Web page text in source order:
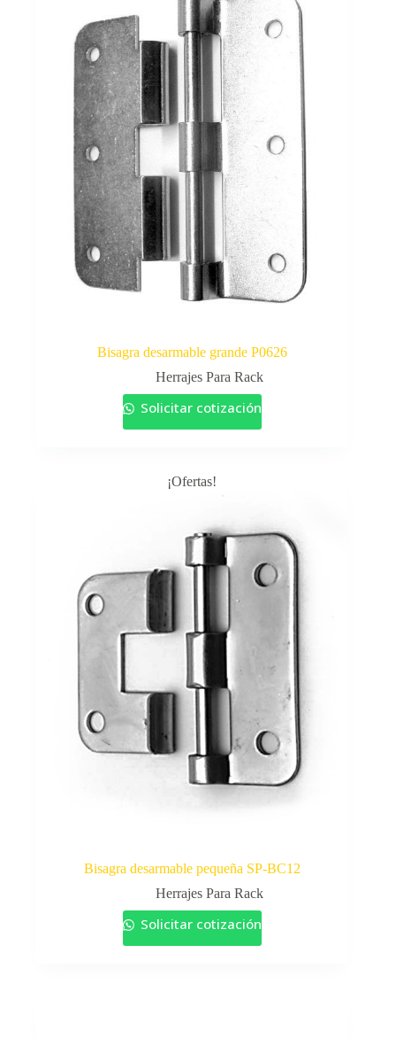
Bisagra desarmable grande P0626
Herrajes Para Rack
Solicitar cotización
¡Ofertas!
Bisagra desarmable pequeña SP-BC12
Herrajes Para Rack
Solicitar cotización